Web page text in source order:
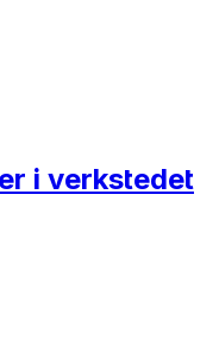
i verkstedet